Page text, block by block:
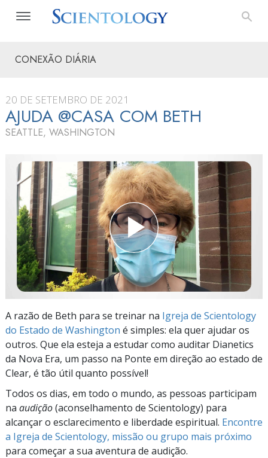
CONEXÃO DIÁRIA
20 DE SETEMBRO DE 2021
AJUDA @CASA COM BETH
SEATTLE, WASHINGTON
A razão de Beth para se treinar na Igreja de Scientology
do Estado de Washington é simples: ela quer ajudar os
outros. Que ela esteja a estudar como auditar Dianetics
da Nova Era, um passo na Ponte em direção ao estado de
Clear, é tão útil quanto possível!
Todos os dias, em todo o mundo, as pessoas participam
na audição(aconselhamento de Scientology) para
alcançar o esclarecimento e liberdade espiritual. Encontre
a Igreja de Scientology, missão ou grupo mais próximo
para começar a sua aventura de audição.